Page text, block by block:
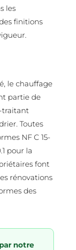
les
finitions
le chauffage
partie de
traitant
Toutes
NF C 15-
pour la
font
rénovations
des
notre